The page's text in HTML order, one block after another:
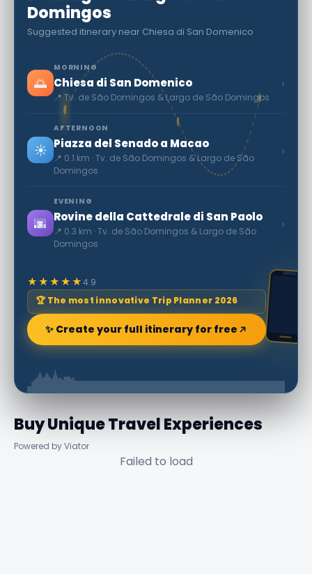
Domingos
Suggested itinerary near Chiesa di San Domenico
🌅
MORNING
Chiesa di San Domenico
📍 Tv. de São Domingos & Largo de São Domingos
›
☀️
AFTERNOON
Piazza del Senado a Macao
📍 0.1 km · Tv. de São Domingos & Largo de São
Domingos
›
🌆
EVENING
Rovine della Cattedrale di San Paolo
📍 0.3 km · Tv. de São Domingos & Largo de São
Domingos
›
★★★★★4.9
🏆 The most innovative Trip Planner 2026
✨ Create your full itinerary for free
Buy Unique Travel Experiences
Powered by Viator
Failed to load